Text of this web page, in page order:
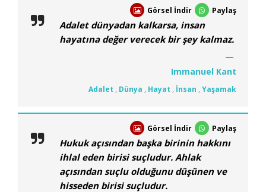
Görsel İndir Paylaş
Adalet dünyadan kalkarsa, insan
hayatına değer verecek bir şey kalmaz.
Immanuel Kant
Adalet , Dünya , Hayat , İnsan , Yaşamak
Görsel İndir Paylaş
Hukuk açısından başka birinin hakkını
ihlal eden birisi suçludur. Ahlak
açısından suçlu olduğunu düşünen ve
hisseden birisi suçludur.